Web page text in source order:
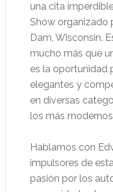
una cita
Show organizado
Dam, Wisconsin.
mucho más que
es la oportunidad
elegantes y
en diversas
los más
Hablamos con
impulsores de
pasión por los